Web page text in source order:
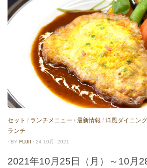
セット / ランチメニュー / 最新情報 / 洋風ダイニン
ランチ
· BY FUJII · 24 10月, 2021
2021年10月25日（月）～10月